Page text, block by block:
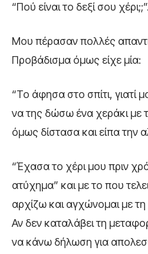
“Πού είναι το δεξί σου χέρι;;”.
Μου πέρασαν πολλές
Προβάδισμα όμως είχε μία:
“Το άφησα στο σπίτι, γιατί
να της δώσω ένα χεράκι με
όμως δίστασα και είπα την
“Έχασα το χέρι μου πριν
ατύχημα” και με το που
αρχίζω και αγχώνομαι με
Αν δεν καταλάβει τη
να κάνω δήλωση για